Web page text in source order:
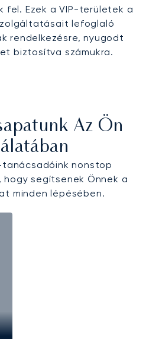
fel. Ezek a VIP-területek a
lefoglaló
rendelkezésre, nyugodt
biztosítva számukra.
Az Ön
nonstop
hogy segítsenek Önnek a
minden lépésében.